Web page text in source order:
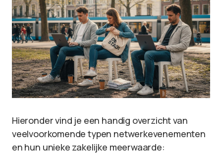
Hieronder vind je een handig overzicht van
veelvoorkomende typen netwerkevenementen
en hun unieke zakelijke meerwaarde: